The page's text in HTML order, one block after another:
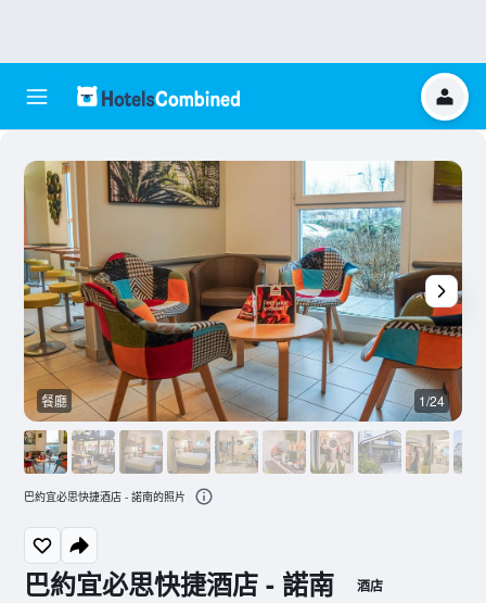
巴約宜必思快捷酒店 - 諾南 酒店
餐廳 1/24
巴約宜必思快捷酒店 - 諾南的照片